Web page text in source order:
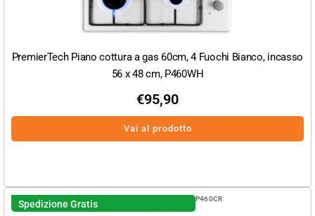
PremierTech Piano cottura a gas 60cm, 4 Fuochi Bianco, incasso
56 x 48 cm, P460WH
€95,90
Vai al prodotto
Spedizione Gratis P460CR